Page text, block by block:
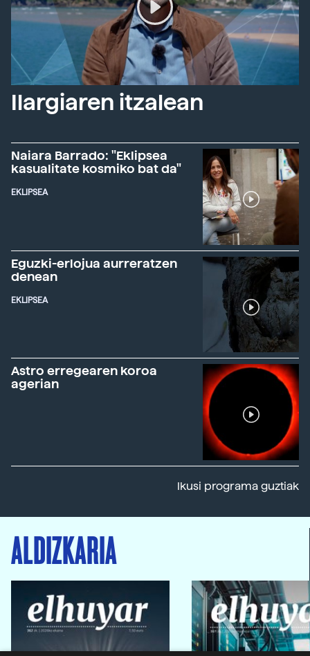
Ilargiaren itzalean
Naiara Barrado: "Eklipsea
kasualitate kosmiko bat da"
EKLIPSEA
Eguzki-erlojua aurreratzen
denean
EKLIPSEA
Astro erregearen koroa
agerian
Ikusi programa guztiak
ALDIZKARIA